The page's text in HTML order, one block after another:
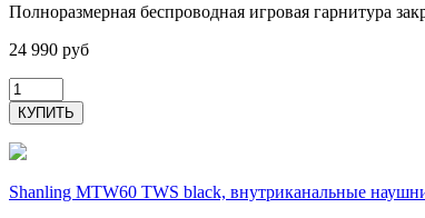
Полноразмерная беспроводная игровая гарнитура
24 990 руб
Shanling MTW60 TWS black, внутриканальные